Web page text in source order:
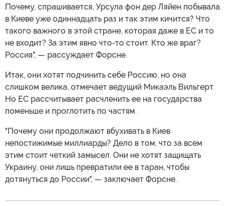
Почему, спрашивается, Урсула фон дер Ляйен побывала
в Киеве уже одиннадцать раз и так этим кичится? Что
такого важного в этой стране, которая даже в ЕС и то
не входит? За этим явно что-то стоит. Кто же враг?
Россия", — рассуждает Форсне.
Итак, они хотят подчинить себе Россию, но она
слишком велика, отмечает ведущий Микаэль Вильгерт.
Но ЕС рассчитывает расчленить ее на государства
поменьше и проглотить по частям.
"Почему они продолжают вбухивать в Киев
непостижимые миллиарды? Дело в том, что за всем
этим стоит четкий замысел. Они не хотят защищать
Украину, они лишь превратили ее в таран, чтобы
дотянуться до России", — заключает Форсне.